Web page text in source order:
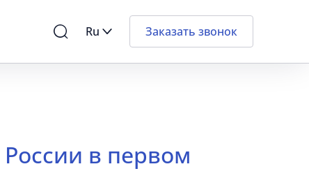
Ru Заказать звонок
в первом